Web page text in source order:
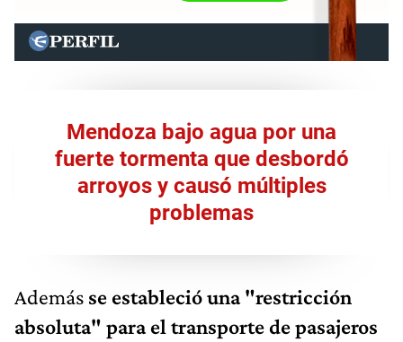
Mendoza bajo agua por una
fuerte tormenta que desbordó
arroyos y causó múltiples
problemas
Además se estableció una "restricción
absoluta" para el transporte de pasajeros